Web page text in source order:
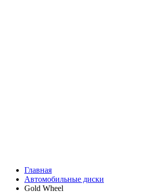
Главная
Автомобильные диски
Gold Wheel